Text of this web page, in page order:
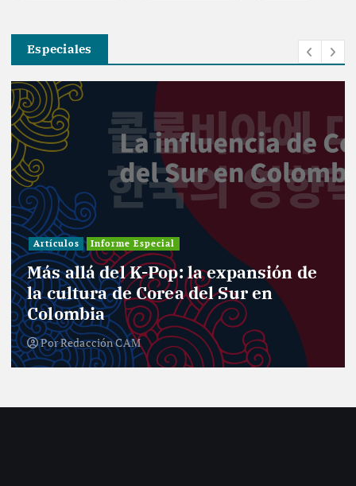
Especiales
Artículos Informe Especial
Más allá del K-Pop: la expansión de
la cultura de Corea del Sur en
Colombia
PorRedacción CAM